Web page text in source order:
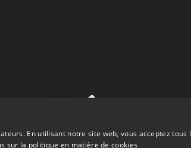
En utilisant notre site web, vous acceptez tous
sur la politique en matière de cookies